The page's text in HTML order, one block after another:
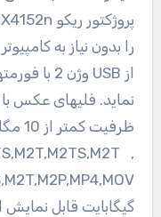
را بدون نیاز به